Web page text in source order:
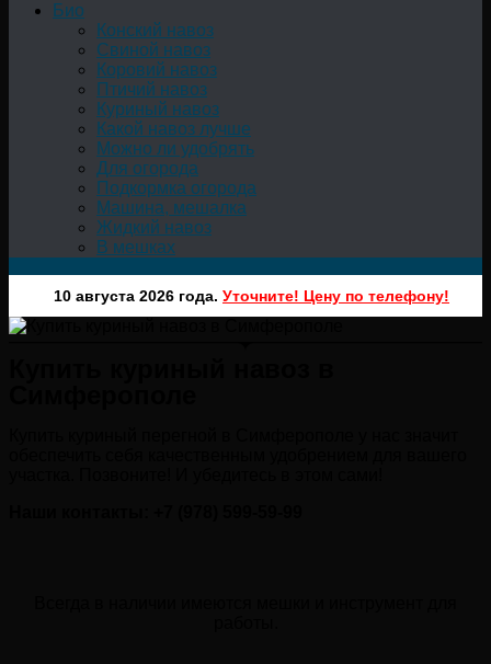
Био
Конский навоз
Свиной навоз
Коровий навоз
Птичий навоз
Куриный навоз
Какой навоз лучше
Можно ли удобрять
Для огорода
Подкормка огорода
Машина, мешалка
Жидкий навоз
В мешках
10 августа 2026 года. Уточните! Цену по телефону!